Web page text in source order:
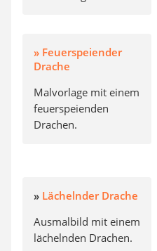
» Feuerspeiender
Drache
Malvorlage mit einem
feuerspeienden
Drachen.
» Lächelnder Drache
Ausmalbild mit einem
lächelnden Drachen.